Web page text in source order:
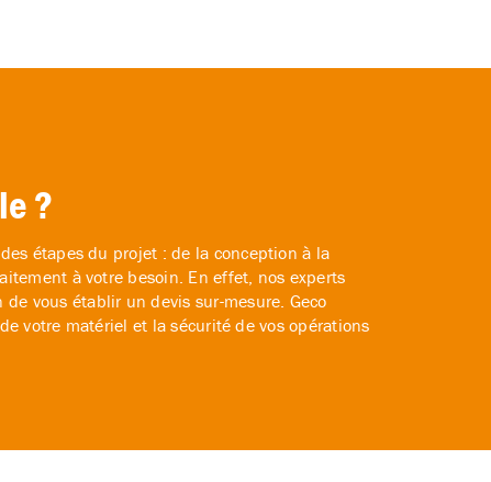
?
étapes du projet : de la conception à la
à votre besoin. En effet, nos experts
vous établir un devis sur-mesure. Geco
votre matériel et la sécurité de vos opérations